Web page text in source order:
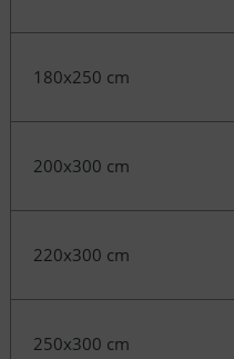
180x250 cm
200x300 cm
220x300 cm
250x300 cm